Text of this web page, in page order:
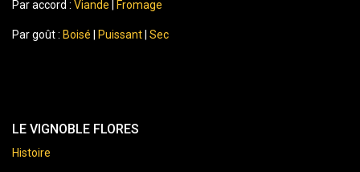
Par accord : Viande Fromage
Par goût : Boisé Puissant Sec
LE VIGNOBLE FLORES
Histoire